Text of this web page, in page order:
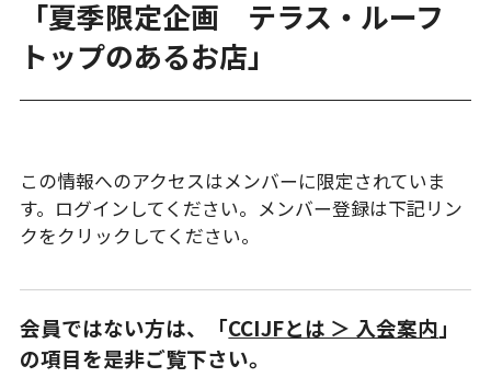
「夏季限定企画 テラス・ルーフ
トップのあるお店」
この情報へのアクセスはメンバーに限定されていま
す。ログインしてください。メンバー登録は下記リン
クをクリックしてください。
会員ではない方は、「CCIJFとは ＞ 入会案内」
の項目を是非ご覧下さい。